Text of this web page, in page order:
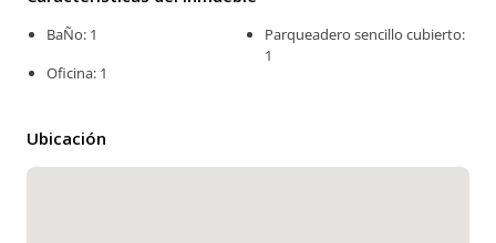
BaÑo: 1
Oficina: 1
Parqueadero sencillo cubierto:
1
Ubicación